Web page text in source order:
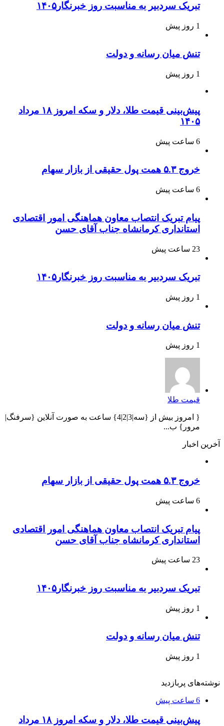
تبریک سردبیر به مناسبت روز خبرنگار۱۴۰۵
1 روز پیش
تنش میان رسانه و دولت
1 روز پیش
پیش‌بینی قیمت طلا، دلار و سکه امروز ۱۸ مرداد
۱۴۰۵
6 ساعت پیش
خروج ۵.۳ همت پول حقیقی از بازار سهام
6 ساعت پیش
پیام تبریک انتصاب معاون هماهنگی امور اقتصادی
استانداری کرمانشاه جناب آقای حسن
23 ساعت پیش
تبریک سردبیر به مناسبت روز خبرنگار۱۴۰۵
1 روز پیش
تنش میان رسانه و دولت
1 روز پیش
قیمت طلا
{ امروز بیش از {سه|3|2|4} ساعت به صورت آنلاین {سرفنگ|
مرور} ب...
آخرین اخبار
خروج ۵.۳ همت پول حقیقی از بازار سهام
6 ساعت پیش
پیام تبریک انتصاب معاون هماهنگی امور اقتصادی
استانداری کرمانشاه جناب آقای حسن
23 ساعت پیش
تبریک سردبیر به مناسبت روز خبرنگار۱۴۰۵
1 روز پیش
تنش میان رسانه و دولت
1 روز پیش
نوشته‌های پربازدید
6 ساعت پیش
پیش‌بینی قیمت طلا، دلار و سکه امروز ۱۸ مرداد